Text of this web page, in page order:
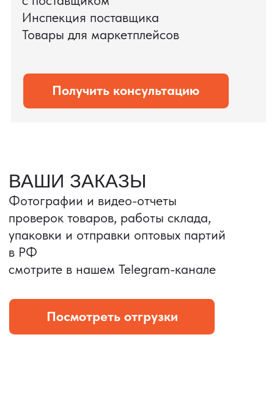
Оставить заявку
Портативные колонки
Условия: Тираж 3100 шт.
Колонка с шнуром
зарядным, без коробки
и ложемента (эвы).
Магнитная зарядка 3в1.
15w.
Комплект: устройство +
провод Type C.
КОНТРОЛЬ КАЧЕСТВА
Проверка по ТЗ включает:
— измерения размеров